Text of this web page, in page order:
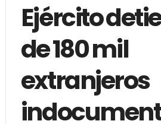
Ejército
de 180 mil
extranjeros